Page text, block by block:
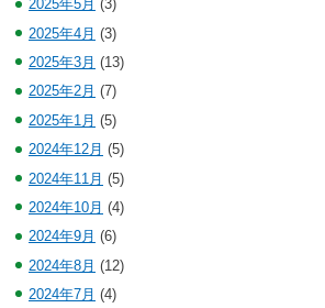
2025年5月 (3)
2025年4月 (3)
2025年3月 (13)
2025年2月 (7)
2025年1月 (5)
2024年12月 (5)
2024年11月 (5)
2024年10月 (4)
2024年9月 (6)
2024年8月 (12)
2024年7月 (4)